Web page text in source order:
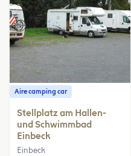
Aire camping car
Stellplatz am Hallen-
und Schwimmbad
Einbeck
Einbeck